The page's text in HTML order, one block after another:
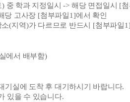
) 중 학과 지정일시 -> 해당 면접일시 [
당 고사장 [첨부파일1]에서 확인
소(지역)가 다르므로 반드시 [첨부파일1]
에서 배부함)
기실에 도착 후 대기하시기 바랍니다.
있을 수 있습니다.